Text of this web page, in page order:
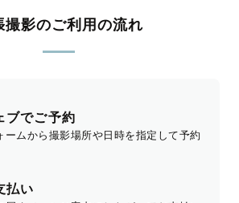
撮影のご利用の流れ
ブでご予約
ームから撮影場所や日時を指定して予約
払い